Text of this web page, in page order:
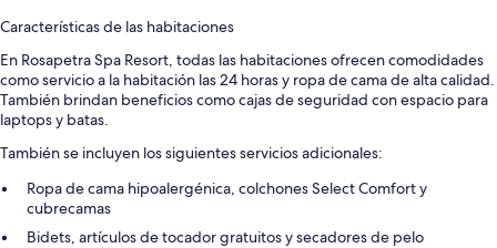
Características de las habitaciones
En Rosapetra Spa Resort, todas las habitaciones ofrecen comodidades
como servicio a la habitación las 24 horas y ropa de cama de alta calidad.
También brindan beneficios como cajas de seguridad con espacio para
laptops y batas.
También se incluyen los siguientes servicios adicionales:
Ropa de cama hipoalergénica, colchones Select Comfort y
cubrecamas
Bidets, artículos de tocador gratuitos y secadores de pelo